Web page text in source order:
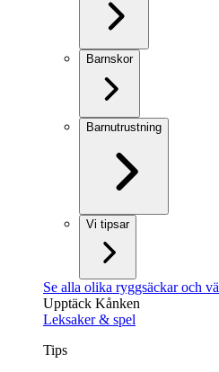
Barnskor
Barnutrustning
Vi tipsar
Se alla olika ryggsäckar och
Upptäck Kånken
Leksaker & spel
Tips